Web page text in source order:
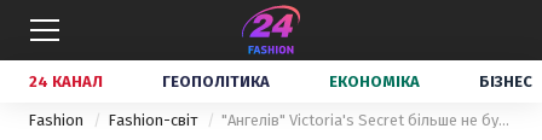
24 КАНАЛ ГЕОПОЛІТИКА ЕКОНОМІКА БІЗНЕС
Fashion Fashion-світ "Ангелів" Victoria's Secret більше не буде: білизняний бренд представив нові обличчя